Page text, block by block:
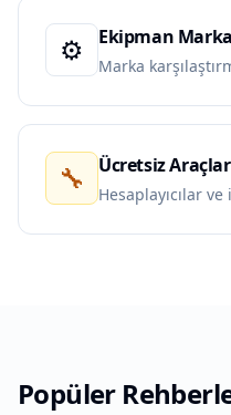
⚙️ Ekipman
Marka
🔧 Ücretsiz Araçlar
Hesaplayıcılar
Popüler